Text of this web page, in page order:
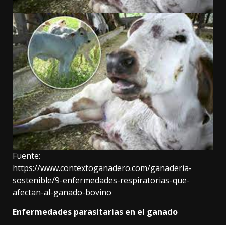
Fuente:
https://www.contextoganadero.com/ganaderia-
sostenible/9-enfermedades-respiratorias-que-
afectan-al-ganado-bovino
Enfermedades parasitarias en el ganado